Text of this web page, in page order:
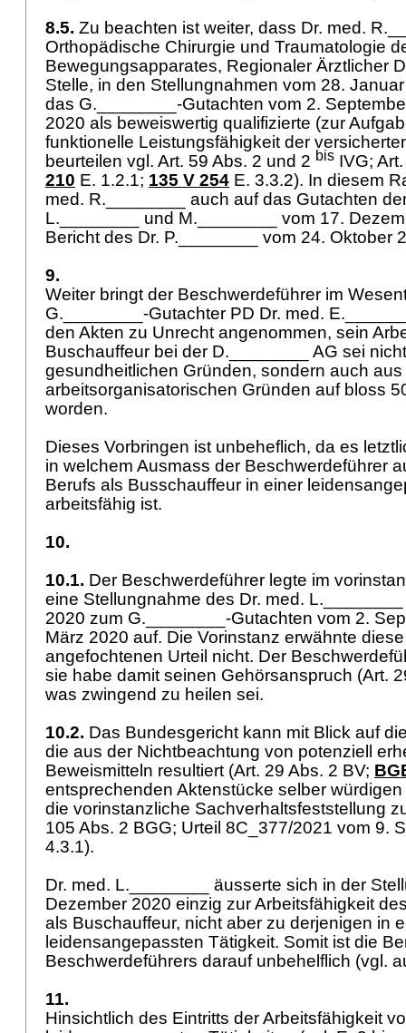
8.5. Zu beachten ist weiter, dass Dr. med.
Orthopädische Chirurgie und Traumatologie
Bewegungsapparates, Regionaler Ärztlicher
Stelle, in den Stellungnahmen vom 28.
das G.________-Gutachten vom 2.
2020 als beweiswertig qualifizierte (zur
funktionelle Leistungsfähigkeit der
beurteilen vgl. Art. 59 Abs. 2 und 2 bis IVG;
210 E. 1.2.1; 135 V 254 E. 3.3.2). In diesem
med. R.________ auch auf das Gutachten
L.________ und M.________ vom 17.
Bericht des Dr. P.________ vom 24.
9.
Weiter bringt der Beschwerdeführer im
G.________-Gutachter PD Dr. med.
den Akten zu Unrecht angenommen, sein
Buschauffeur bei der D.________ AG sei
gesundheitlichen Gründen, sondern auch aus
arbeitsorganisatorischen Gründen auf bloss
worden.
Dieses Vorbringen ist unbeheflich, da es
in welchem Ausmass der Beschwerdeführer
Berufs als Busschauffeur in einer
arbeitsfähig ist.
10.
10.1. Der Beschwerdeführer legte im
eine Stellungnahme des Dr. med.
2020 zum G.________-Gutachten vom 2.
März 2020 auf. Die Vorinstanz erwähnte
angefochtenen Urteil nicht. Der
sie habe damit seinen Gehörsanspruch (Art.
was zwingend zu heilen sei.
10.2. Das Bundesgericht kann mit Blick auf
die aus der Nichtbeachtung von potenziell
Beweismitteln resultiert (Art. 29 Abs. 2 BV;
entsprechenden Aktenstücke selber
die vorinstanzliche Sachverhaltsfeststellung
105 Abs. 2 BGG; Urteil 8C_377/2021 vom 9.
4.3.1).
Dr. med. L.________ äusserte sich in der
Dezember 2020 einzig zur Arbeitsfähigkeit
als Buschauffeur, nicht aber zu derjenigen in
leidensangepassten Tätigkeit. Somit ist die
Beschwerdeführers darauf unbehelflich (vgl.
11.
Hinsichtlich des Eintritts der Arbeitsfähigkeit